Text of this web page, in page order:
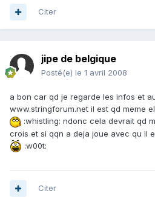
Citer
jipe de belgique
Posté(e) le 1 avril 2008
a bon car qd je regarde les infos et
www.stringforum.net il est qd meme
:whistling: ndonc cela devrait qd
crois et si qqn a deja joue avec qu il
:w00t:
Citer